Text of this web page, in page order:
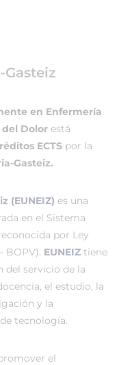
en Enfermería
del Dolor está
ECTS por la
Gasteiz.
(EUNEIZ) es una
en el Sistema
por Ley
BOPV). EUNEIZ tiene
del servicio de la
el estudio, la
y la
tecnología.
el